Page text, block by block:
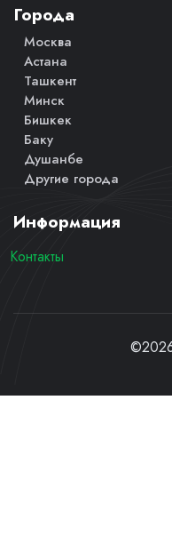
Города
Москва
Астана
Ташкент
Минск
Бишкек
Баку
Душанбе
Другие города
Информация
Контакты